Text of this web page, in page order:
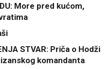
More pred kućom,
STVAR: Priča o Hodži
komandanta